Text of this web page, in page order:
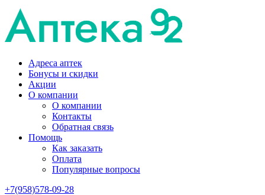
Адреса аптек
Бонусы и скидки
Акции
О компании
О компании
Контакты
Обратная связь
Помощь
Как заказать
Оплата
Популярные вопросы
+7(958)578-09-28